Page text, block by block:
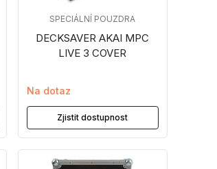
DECKSAVER AKAI MPC
LIVE 3 COVER
SPECIÁLNÍ POUZDRA
Na dotaz
Zjistit dostupnost